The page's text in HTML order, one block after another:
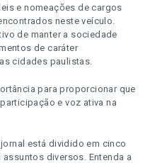
e nomeações de cargos
neste veículo.
de manter a sociedade
de caráter
cidades paulistas.
para proporcionar que
e voz ativa na
está dividido em cinco
diversos. Entenda a